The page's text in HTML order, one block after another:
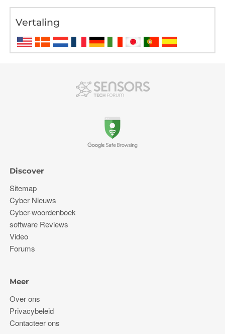
Vertaling
Discover
Sitemap
Cyber ​​Nieuws
Cyber-woordenboek
software Reviews
Video
Forums
Meer
Over ons
Privacybeleid
Contacteer ons